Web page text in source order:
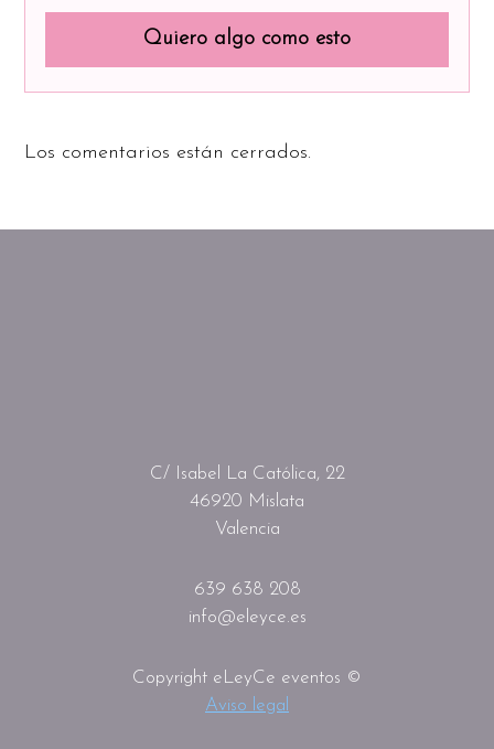
Quiero algo como esto
Los comentarios están cerrados.
C/ Isabel La Católica, 22
46920 Mislata
Valencia
639 638 208
info@eleyce.es
Copyright eLeyCe eventos ©
Aviso legal